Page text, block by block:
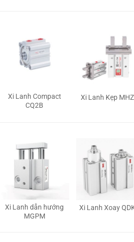
Xi Lanh Compact
CQ2B
Xi Lanh Kẹp MHZ
Xi Lanh dẫn hướng
MGPM
Xi Lanh Xoay